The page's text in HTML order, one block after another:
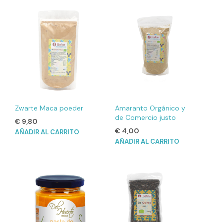
Zwarte Maca poeder
€ 9,80
AÑADIR AL CARRITO
Amaranto Orgánico y
de Comercio justo
€ 4,00
AÑADIR AL CARRITO